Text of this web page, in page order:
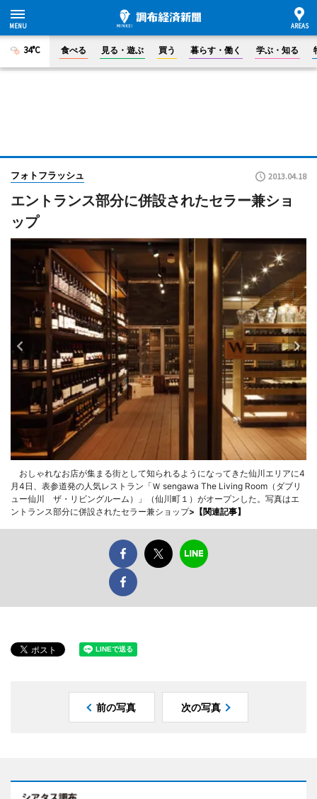
34°C 食べる 見る・遊ぶ 買う 暮らす・働く 学ぶ・知る
フォトフラッシュ 2013.04.18
エントランス部分に併設されたセラー兼ショ
ップ
おしゃれなお店が集まる街として知られるようになってきた仙川エリアに4
月4日、表参道発の人気レストラン「Ｗ sengawa The Living Room（ダブリ
ュー仙川 ザ・リビングルーム）」（仙川町１）がオープンした。写真はエ
ントランス部分に併設されたセラー兼ショップ> 【関連記事】
前の写真 次の写真